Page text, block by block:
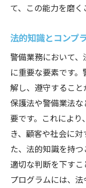
て、この能力を磨く
法的知識とコンプ
警備業務において
に重要な要素です
解し、遵守するこ
保護法や警備業法
要です。これによ
き、顧客や社会に
た、法的知識を持
適切な判断を下す
プログラムには、